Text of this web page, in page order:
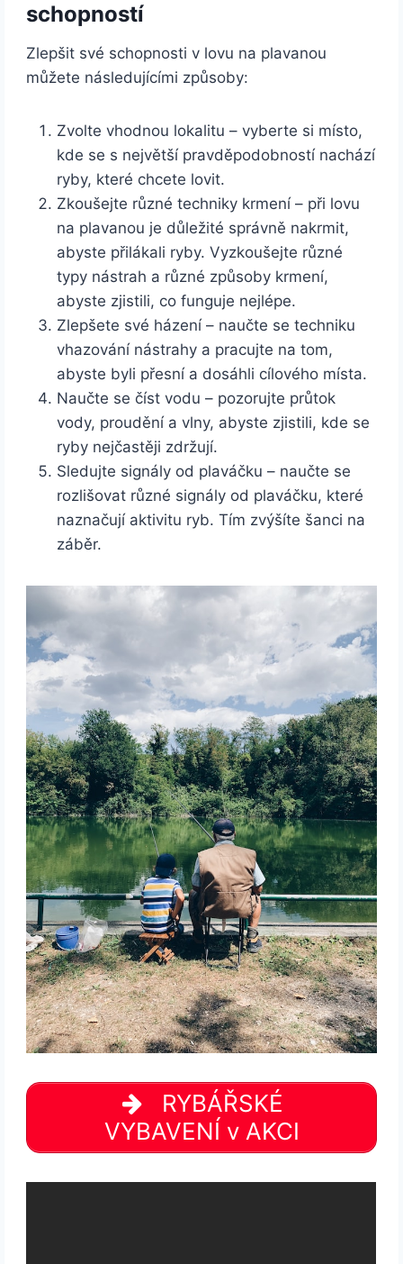
schopností
Zlepšit své schopnosti v lovu na plavanou
můžete následujícími způsoby:
Zvolte vhodnou lokalitu – vyberte si místo,
kde se s největší pravděpodobností nachází
ryby, které chcete lovit.
Zkoušejte různé techniky krmení – při lovu
na plavanou je důležité správně nakrmit,
abyste přilákali ryby. Vyzkoušejte různé
typy nástrah a různé způsoby krmení,
abyste zjistili, co funguje nejlépe.
Zlepšete své házení – naučte se techniku
vhazování nástrahy a pracujte na tom,
abyste byli přesní a dosáhli cílového místa.
Naučte se číst vodu – pozorujte průtok
vody, proudění a vlny, abyste zjistili, kde se
ryby nejčastěji zdržují.
Sledujte signály od plaváčku – naučte se
rozlišovat různé signály od plaváčku, které
naznačují aktivitu ryb. Tím zvýšíte šanci na
záběr.
RYBÁŘSKÉ
VYBAVENÍ v AKCI